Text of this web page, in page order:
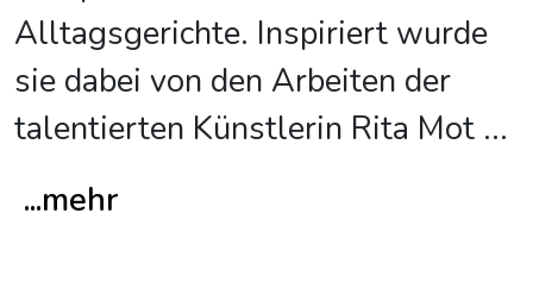
Alltagsgerichte. Inspiriert wurde
sie dabei von den Arbeiten der
talentierten Künstlerin Rita Mot ...
...mehr